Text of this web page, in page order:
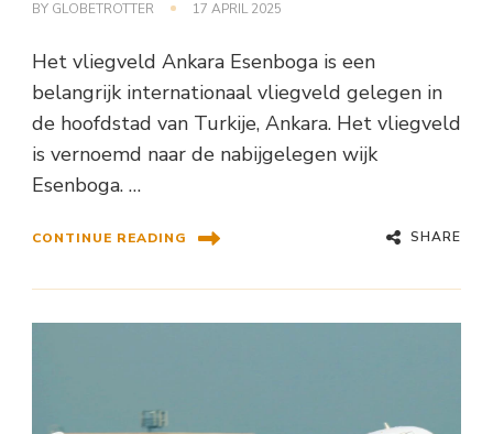
BY GLOBETROTTER 17 APRIL 2025
Het vliegveld Ankara Esenboga is een
belangrijk internationaal vliegveld gelegen in
de hoofdstad van Turkije, Ankara. Het vliegveld
is vernoemd naar de nabijgelegen wijk
Esenboga. …
CONTINUE READING SHARE